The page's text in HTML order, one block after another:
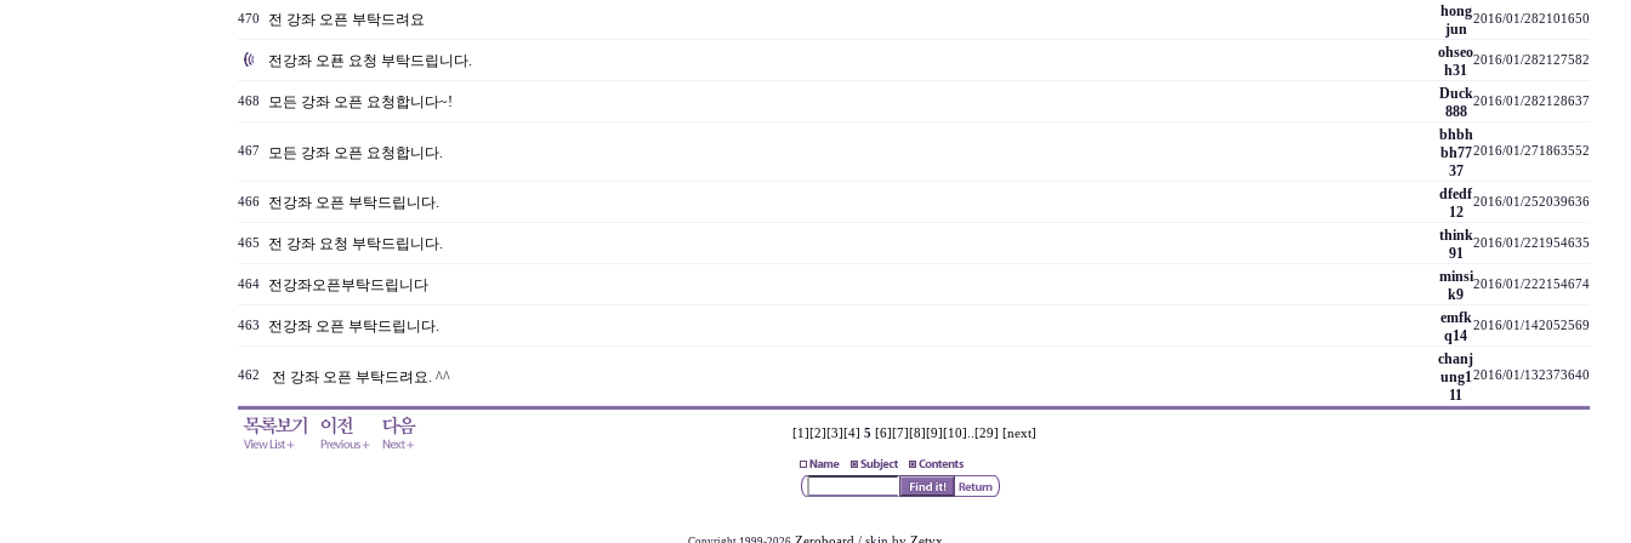
470 전 강좌 오픈 부탁드려요
hong
jun
2016/01/282101 650
전강좌 오푠 요청 부탁드립니다.
ohseo
h31
2016/01/282127582
468 모든 강좌 오픈 요청합니다~!
Duck
888
2016/01/282128637
467 모든 강좌 오픈 요청합니다.
bhbh
bh77
37
2016/01/271863552
466 전강좌 오픈 부탁드립니다.
dfedf
12
2016/01/252039636
465 전 강좌 요청 부탁드립니다.
think
91
2016/01/221954635
464 전강좌오픈부탁드립니다
minsi
k9
2016/01/222154674
463 전강좌 오픈 부탁드립니다.
emfk
q14
2016/01/142052569
462 전 강좌 오픈 부탁드려요. ^^
chanj
ung1
11
2016/01/132373640
[1] [2] [3] [4] 5 [6] [7] [8] [9] [10] [29] [next]